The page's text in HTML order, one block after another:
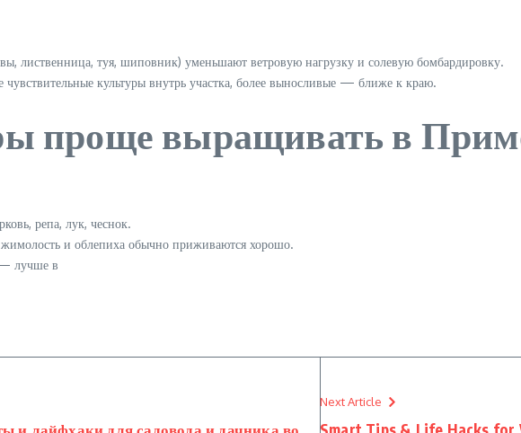
лиственница, туя, шиповник) уменьшают ветровую нагрузку и солевую бомбардировку.
культуры внутрь участка, более выносливые — ближе к краю.
проще выращивать в
репа, лук, чеснок.
и облепиха обычно приживаются хорошо.
лучше в
Next Article